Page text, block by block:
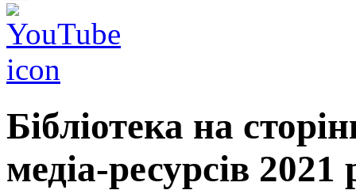
Бібліотека на
медіа-ресурсів 2021